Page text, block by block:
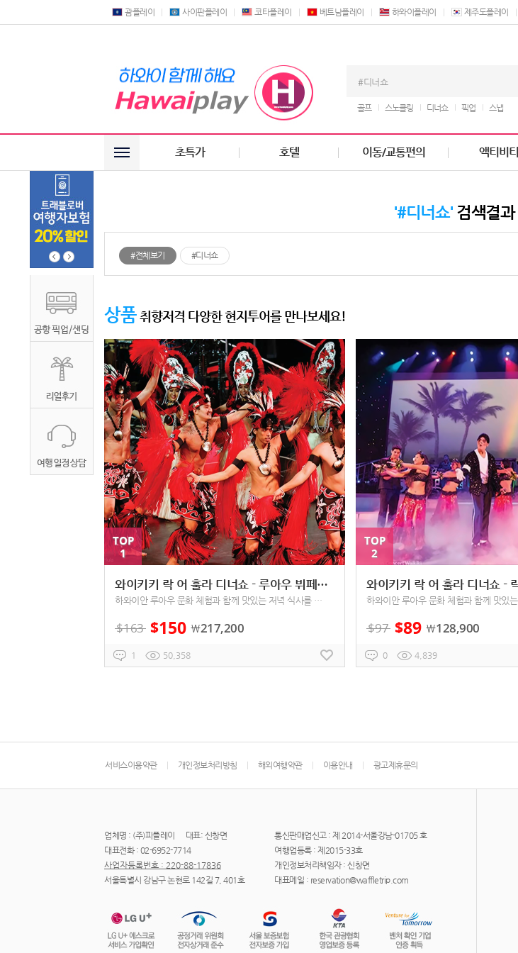
괌플레이 사이판플레이 코타플레이 베트남플레이 하와이플레이 제주도플레이
골프 스노클링 디너쇼 픽업 스냅
초특가 호텔 이동/교통편의 액티비티
'#디너쇼' 검색결과
#전체보기 #디너쇼
상품취향저격 다양한 현지투어를 만나보세요!
TOP
1
와이키키 락 어 훌라 디너쇼 - 루아우 뷔페+락킹 쇼(일반석, VIP석)
하와이안 루아우 문화 체험과 함께 맛있는 저녁 식사를 즐겨요
$163 $150 ￦217,200
1 50,358
TOP
2
$97 $89 ￦128,900
0 4,839
서비스이용약관 개인정보처리방침 해외여행약관 이용안내 광고제휴문의
업체명 : (주)피플레이
대표: 신창면
대표전화 : 02-6952-7714
사업자등록번호 : 220-88-17836
서울특별시 강남구 논현로 142길 7, 401호
통신판매업신고 : 제 2014-서울강남-01705 호
여행업등록 : 제2015-33호
개인정보처리책임자 : 신창면
대표메일 : reservation@waffletrip.com